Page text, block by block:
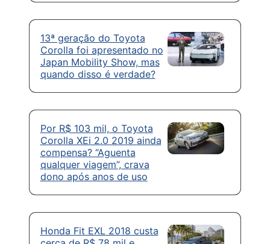
13ª geração do Toyota
Corolla foi apresentado no
Japan Mobility Show, mas
quando disso é verdade?
Por R$ 103 mil, o Toyota
Corolla XEi 2.0 2019 ainda
compensa? “Aguenta
qualquer viagem”, crava
dono após anos de uso
Honda Fit EXL 2018 custa